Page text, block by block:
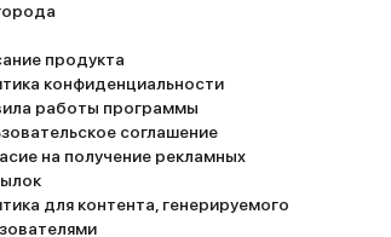
продукта
конфиденциальности
работы программы
соглашение
на получение рекламных
для контента, генерируемого